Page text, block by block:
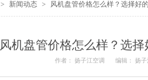
> 新闻动态 > 风机盘管价格怎么样？选择好
风机盘管价格怎么样？选
作者： 扬子江空调 编辑： 扬子